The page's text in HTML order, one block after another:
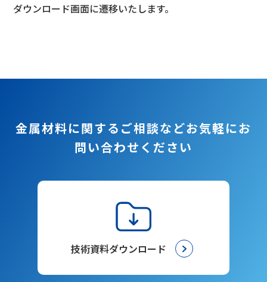
ダウンロード画面に遷移いたします。
金属材料に関するご相談などお気軽にお
問い合わせください
技術資料ダウンロード